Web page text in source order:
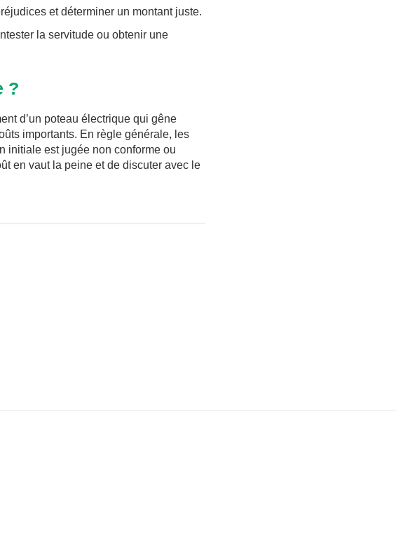
et déterminer un montant juste.
la servitude ou obtenir une
?
d’un poteau électrique qui gêne
importants. En règle générale, les
initiale est jugée non conforme ou
en vaut la peine et de discuter avec le